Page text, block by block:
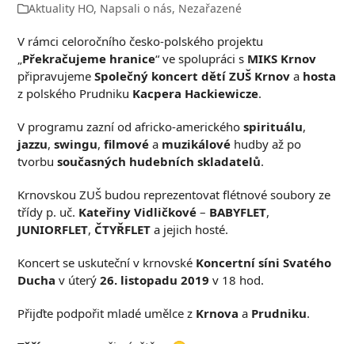
Aktuality HO, Napsali o nás, Nezařazené
V rámci celoročního česko-polského projektu
„Překračujeme hranice“ ve spolupráci s MIKS Krnov
připravujemeSpolečný koncert dětí ZUŠ Krnov a hosta
z polského Prudniku Kacpera Hackiewicze.
V programu zazní od africko-americkéhospirituálu,
jazzu,swingu,filmové a muzikálové hudby až po
tvorbusoučasných hudebních skladatelů.
Krnovskou ZUŠ budou reprezentovat flétnové soubory ze
třídy p. uč. Kateřiny Vidličkové – BABYFLET,
JUNIORFLET, ČTYŘFLETa jejich hosté.
Koncert se uskuteční v krnovské Koncertní síni Svatého
Ducha v úterý26. listopadu 2019v 18 hod.
Přijďte podpořit mladé umělce z Krnovaa Prudniku.